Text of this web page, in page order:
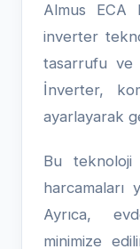
Almus ECA
inverter
tasarrufu ve
İnverter,
ayarlayarak
Bu teknoloji
Ayrıca,
minimize